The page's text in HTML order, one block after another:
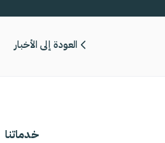
العودة إلى الأخبار
خدماتنا